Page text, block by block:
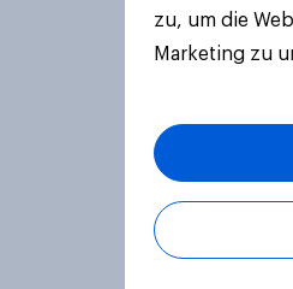
zu, um die
Marketing zu